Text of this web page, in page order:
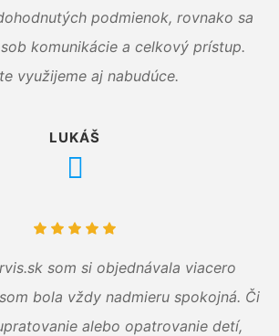
podmienok, rovnako sa
komunikácie a celkový prístup.
využijeme aj nabudúce.
LUKÁŠ
som si objednávala viacero
bola vždy nadmieru spokojná. Či
alebo opatrovanie detí,